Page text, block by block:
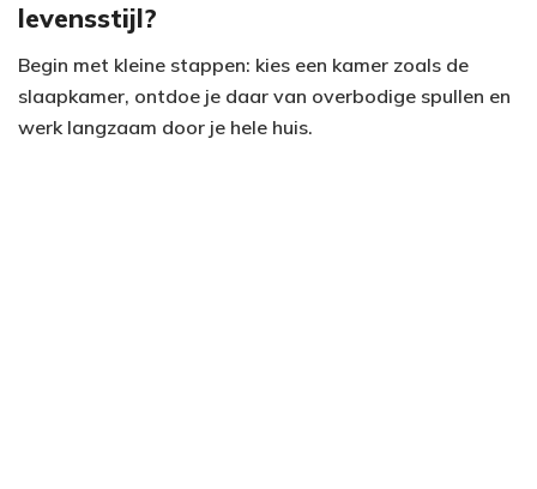
levensstijl?
Begin met kleine stappen: kies een kamer zoals de
slaapkamer, ontdoe je daar van overbodige spullen en
werk langzaam door je hele huis.